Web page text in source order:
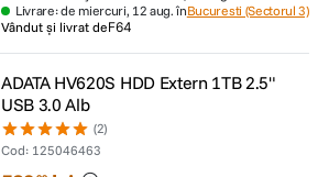
Livrare: de miercuri, 12 aug. înBucuresti (Sectorul 3)
Vândut și livrat deF64
ADATA HV620S HDD Extern 1TB 2.5"
USB 3.0 Alb
(2)
Cod: 125046463